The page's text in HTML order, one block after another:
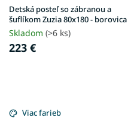
Detská posteľ so zábranou a
šuflíkom Zuzia 80x180 - borovica
Skladom (>6 ks)
223 €
Viac farieb